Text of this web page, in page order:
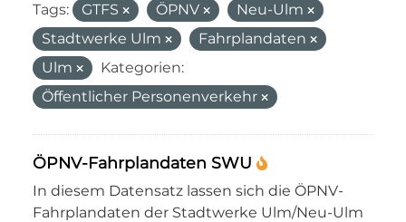
Tags: GTFS ÖPNV
Neu-Ulm
Stadtwerke Ulm
Fahrplandaten
Ulm
Kategorien:
Öffentlicher Personenverkehr
ÖPNV-Fahrplandaten SWU
In diesem Datensatz lassen sich die ÖPNV-
Fahrplandaten der Stadtwerke Ulm/Neu-Ulm